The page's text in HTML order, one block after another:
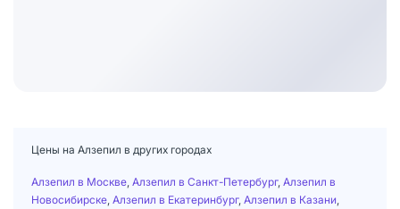
Цены на Алзепил в других городах
Алзепил в Москве Алзепил в Санкт-Петербург, Алзепил в
Новосибирске Алзепил в Екатеринбург, Алзепил в Казани